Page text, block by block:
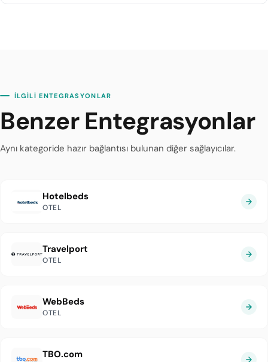
İLGİLİ ENTEGRASYONLAR
Benzer Entegrasyonlar
Aynı kategoride hazır bağlantısı bulunan diğer sağlayıcılar.
Hotelbeds
OTEL
Travelport
OTEL
WebBeds
OTEL
TBO.com